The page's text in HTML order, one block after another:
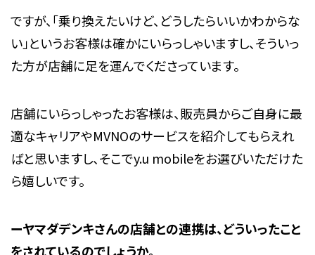
ですが、「乗り換えたいけど、どうしたらいいかわからな
い」というお客様は確かにいらっしゃいますし、そういっ
た方が店舗に足を運んでくださっています。
店舗にいらっしゃったお客様は、販売員からご自身に最
適なキャリアやMVNOのサービスを紹介してもらえれ
ばと思いますし、そこでy.u mobileをお選びいただけた
ら嬉しいです。
ーヤマダデンキさんの店舗との連携は、どういったこと
をされているのでしょうか。